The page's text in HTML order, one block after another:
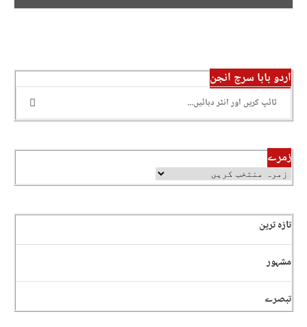
اردو بابا سرچ انجن
زمرے
تازہ ترین
مشہور
تبصرے